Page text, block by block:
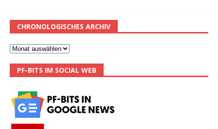
CHRONOLOGISCHES ARCHIV
PF-BITS IM SOCIAL WEB